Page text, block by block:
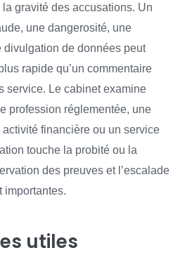
la gravité des accusations. Un
une dangerosité, une
de données peut
rapide qu’un commentaire
service. Le cabinet examine
profession réglementée, une
financière ou un service
touche la probité ou la
des preuves et l’escalade
importantes.
utiles